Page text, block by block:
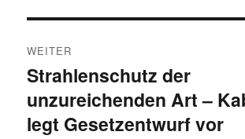
WEITER
Nächster
Beitrag:
Strahlenschutz der
unzureichenden Art –
legt Gesetzentwurf vor